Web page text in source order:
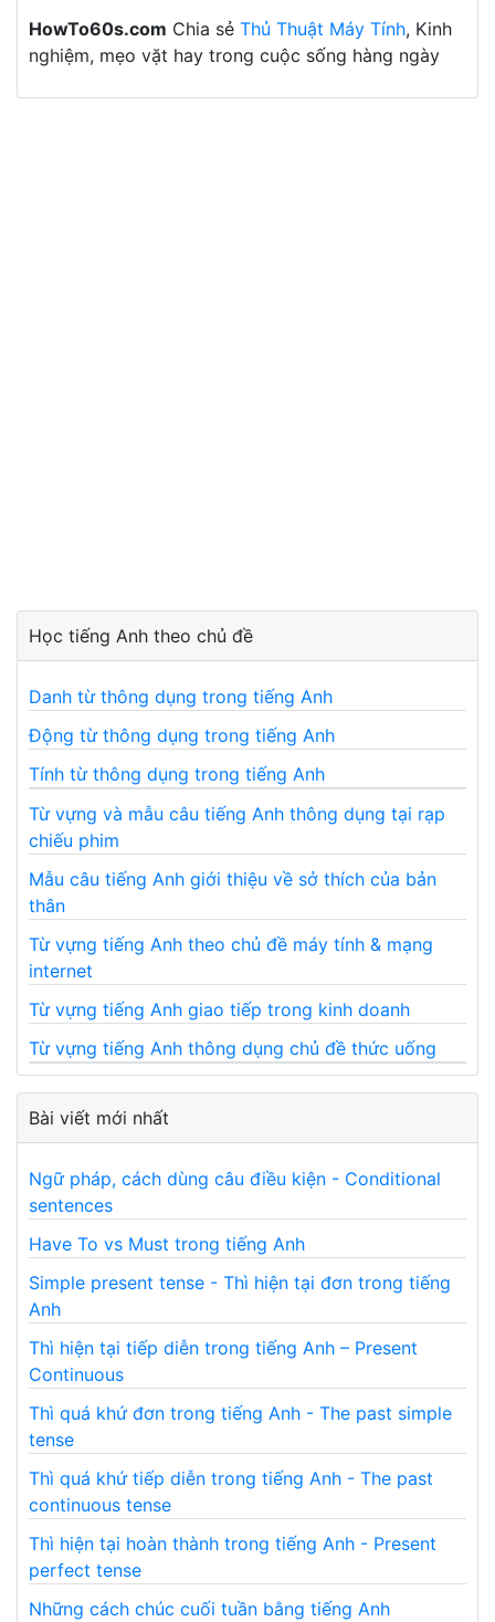
HowTo60s.com Chia sẻ Thủ Thuật Máy Tính, Kinh
nghiệm, mẹo vặt hay trong cuộc sống hàng ngày
Học tiếng Anh theo chủ đề
Danh từ thông dụng trong tiếng Anh
Động từ thông dụng trong tiếng Anh
Tính từ thông dụng trong tiếng Anh
Từ vựng và mẫu câu tiếng Anh thông dụng tại rạp
chiếu phim
Mẫu câu tiếng Anh giới thiệu về sở thích của bản
thân
Từ vựng tiếng Anh theo chủ đề máy tính & mạng
internet
Từ vựng tiếng Anh giao tiếp trong kinh doanh
Từ vựng tiếng Anh thông dụng chủ đề thức uống
Bài viết mới nhất
Ngữ pháp, cách dùng câu điều kiện - Conditional
sentences
Have To vs Must trong tiếng Anh
Simple present tense - Thì hiện tại đơn trong tiếng
Anh
Thì hiện tại tiếp diễn trong tiếng Anh – Present
Continuous
Thì quá khứ đơn trong tiếng Anh - The past simple
tense
Thì quá khứ tiếp diễn trong tiếng Anh - The past
continuous tense
Thì hiện tại hoàn thành trong tiếng Anh - Present
perfect tense
Những cách chúc cuối tuần bằng tiếng Anh